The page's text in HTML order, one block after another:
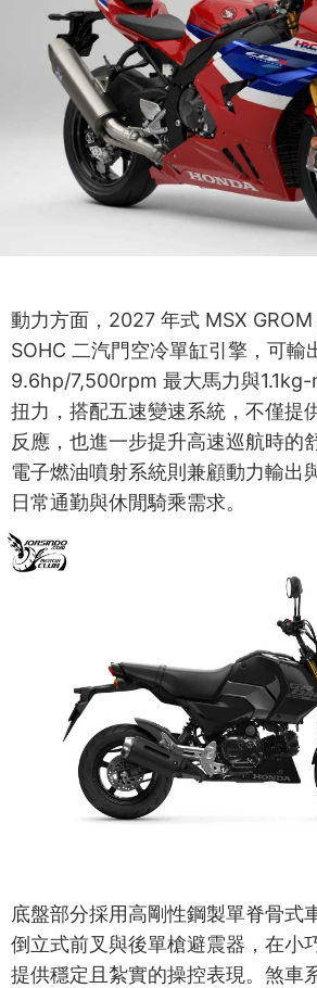
動力方面，2027 年式 MSX
SOHC 二汽門空冷單缸引擎，可輸
9.6hp/7,500rpm 最大馬力與
扭力，搭配五速變速系統，不僅提
反應，也進一步提升高速巡航時的
電子燃油噴射系統則兼顧動力輸出
日常通勤與休閒騎乘需求。
底盤部分採用高剛性鋼製單脊骨式
倒立式前叉與後單槍避震器，在小
提供穩定且紮實的操控表現。煞車